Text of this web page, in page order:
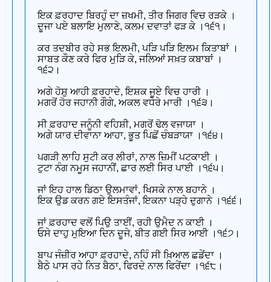
ਇਕ ਫ਼ਰਹਾਦ ਬਿਰਹੁੰ ਦਾ ਜ਼ਖਮੀ, ਤੀਰ ਜਿਗਰ ਵਿਚ ਰੜਕੇ ।
ਦੂਜਾ ਪਏ ਬਲਾਇ ਮੁਲਾਣੇ, ਕਲਮ ਦਵਾਤਾਂ ਫੜ ਕੇ ।੧੬੧।
ਕਰ ਤਦਬੀਰ ਰਹੇ ਸਭ ਇਲਮੀ, ਪੜਿ ਪੜਿ ਇਲਮ ਕਿਤਾਬਾਂ ।
ਸਾਬਤ ਕੌਣ ਕਰੇ ਫਿਰ ਮੁੜਿ ਕੇ, ਜਲਿਆਂ ਸਖ਼ਤ ਕਬਾਬਾਂ ।
੧੬੨।
ਅਗੇ ਹੋਸ਼ੁ ਆਹੀ ਫ਼ਰਹਾਦੇ, ਇਸ਼ਕ ਜੂਏ ਵਿਚ ਹਾਰੀ ।
ਮਗਰੋਂ ਹੋਰ ਜਹਾਨੀ ਗੌਗੇ, ਅਕਲ ਵਧੇਰੇ ਮਾਰੀ ।੧੬੩।
ਸੀ ਫ਼ਰਹਾਦ ਜਨੂੰਨੀ ਵਹਿਸ਼ੀ, ਮਗਰੋਂ ਢੋਲ ਵਜਾਯਾ ।
ਅਗੇ ਯਾਰ ਦੀਵਾਨਾ ਆਹਾ, ਭੂਤ ਪਿਛੋਂ ਚੰਬੜਾਯਾ ।੧੬੪।
ਪਗੜੀ ਲਾਹਿ ਸੁਟੀ ਕਰ ਲੀਰਾਂ, ਨਾਲ ਜ਼ਿਮੀਂ ਪਟਕਾਈ ।
ਟੁਟਾ ਨੰਗ ਨਮੂਸ ਜਹਾਨੀਂ, ਛਾਰ ਲਈ ਸਿਰ ਪਾਈ ।੧੬੫।
ਜਾਂ ਇਹ ਹਾਲ ਡਿਠਾ ਉਲਮਾਵਾਂ, ਖਿਸਕੇ ਨਾਲ ਬਹਾਨੇ ।
ਇਕ ਉਡ ਕਰਨ ਗਏ ਇਸਤੰਜਾਂ, ਇਕਨਾ ਪੜ੍ਹੇ ਦੁਗਾਨੇ ।੧੬੬।
ਜਾਂ ਫ਼ਰਹਾਦ ਵਲੋਂ ਪਿਉ ਤਾਈਂ, ਰਹੀ ਉਮੈਦ ਨ ਕਾਈ ।
ਓਸੇ ਦਾਹੁ ਮੁਇਆ ਦਿਨ ਦੂਜੇ, ਬੀਤ ਗਈ ਸਿਰ ਆਈ ।੧੬੭।
ਬਾਪ ਜੰਜ਼ੀਰ ਆਹਾ ਫ਼ਰਹਾਦੇ, ਨਹਿੰ ਸੀ ਖ਼ਿਆਲ ਛਡੇਂਦਾ ।
ਬੈਠੇ ਪਾਸ ਰਹੇ ਨਿਤ ਬੈਠਾ, ਫਿਰਦੇ ਨਾਲ ਫਿਰੇਂਦਾ ।੧੬੮।